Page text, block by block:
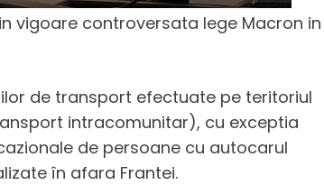
vigoare controversata lege Macron in
de transport efectuate pe teritoriul
intracomunitar), cu exceptia
de persoane cu autocarul
în afara Frantei.